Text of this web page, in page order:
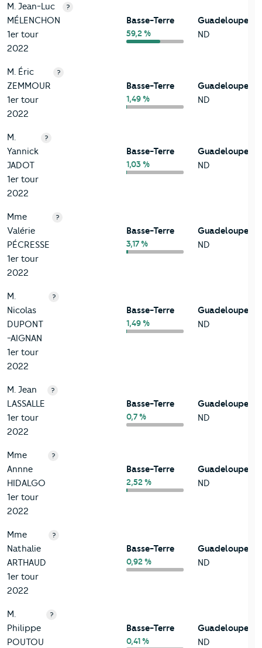
M. Jean-Luc
MÉLENCHON
1er tour
2022
?
Basse-Terre
59,2 %
Guadeloupe
ND
M. Éric
ZEMMOUR
1er tour
2022
?
Basse-Terre
1,49 %
Guadeloupe
ND
M.
Yannick
JADOT
1er tour
2022
?
Basse-Terre
1,03 %
Guadeloupe
ND
Mme
Valérie
PÉCRESSE
1er tour
2022
?
Basse-Terre
3,17 %
Guadeloupe
ND
M.
Nicolas
DUPONT
-AIGNAN
1er tour
2022
?
Basse-Terre
1,49 %
Guadeloupe
ND
M. Jean
LASSALLE
1er tour
2022
?
Basse-Terre
0,7 %
Guadeloupe
ND
Mme
Annne
HIDALGO
1er tour
2022
?
Basse-Terre
2,52 %
Guadeloupe
ND
Mme
Nathalie
ARTHAUD
1er tour
2022
?
Basse-Terre
0,92 %
Guadeloupe
ND
M.
Philippe
POUTOU
?
Basse-Terre
0,41 %
Guadeloupe
ND